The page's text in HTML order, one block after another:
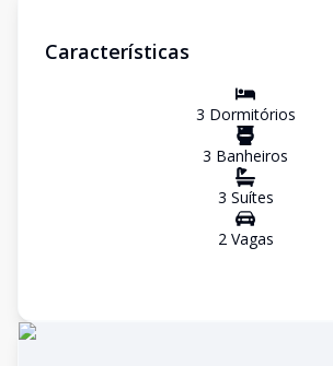
Características
3 Dormitórios
3 Banheiros
3 Suítes
2Vagas